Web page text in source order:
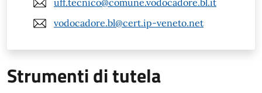
uff.tecnico@comune.vodocadore.bl.it
vodocadore.bl@cert.ip-veneto.net
Strumenti di tutela